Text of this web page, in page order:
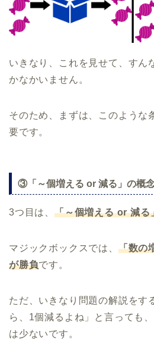
いきなり、これを見せて、すん
かなかいません。
そのため、まずは、このような
要です。
③「～個増える or 減る」の概
3つ目は、 「～個増える or 減る
マジックボックスでは、 「数の
が勝負です。
ただ、いきなり問題の解説をす
ら、1個減るよね」と言っても
は少ないです。